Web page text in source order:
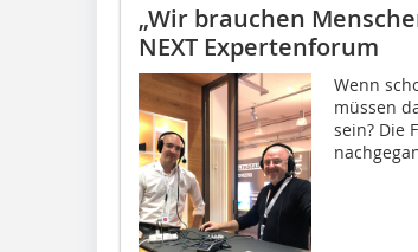
„Wir brauchen
NEXT Expertenforum
Wenn
müssen
sein? Die